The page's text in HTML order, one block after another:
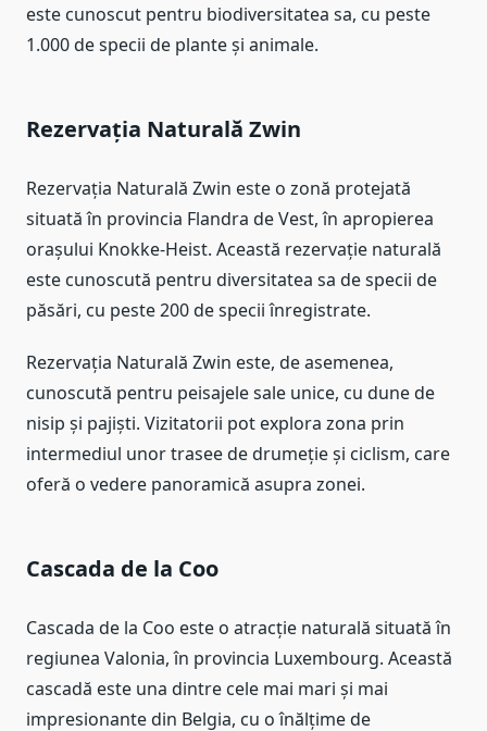
este cunoscut pentru biodiversitatea sa, cu peste
1.000 de specii de plante și animale.
Rezervația Naturală Zwin
Rezervația Naturală Zwin este o zonă protejată
situată în provincia Flandra de Vest, în apropierea
orașului Knokke-Heist. Această rezervație naturală
este cunoscută pentru diversitatea sa de specii de
păsări, cu peste 200 de specii înregistrate.
Rezervația Naturală Zwin este, de asemenea,
cunoscută pentru peisajele sale unice, cu dune de
nisip și pajiști. Vizitatorii pot explora zona prin
intermediul unor trasee de drumeție și ciclism, care
oferă o vedere panoramică asupra zonei.
Cascada de la Coo
Cascada de la Coo este o atracție naturală situată în
regiunea Valonia, în provincia Luxembourg. Această
cascadă este una dintre cele mai mari și mai
impresionante din Belgia, cu o înălțime de